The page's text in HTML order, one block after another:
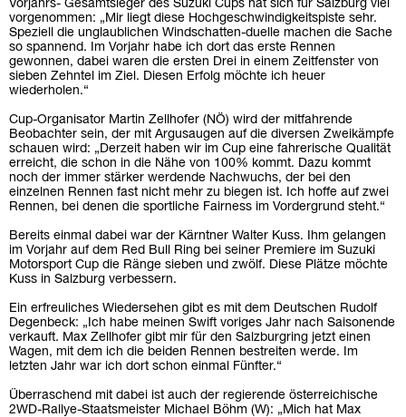
Vorjahrs- Gesamtsieger des Suzuki Cups hat sich für Salzburg viel
vorgenommen: „Mir liegt diese Hochgeschwindigkeitspiste sehr.
Speziell die unglaublichen Windschatten-duelle machen die Sache
so spannend. Im Vorjahr habe ich dort das erste Rennen
gewonnen, dabei waren die ersten Drei in einem Zeitfenster von
sieben Zehntel im Ziel. Diesen Erfolg möchte ich heuer
wiederholen.“
Cup-Organisator Martin Zellhofer (NÖ) wird der mitfahrende
Beobachter sein, der mit Argusaugen auf die diversen Zweikämpfe
schauen wird: „Derzeit haben wir im Cup eine fahrerische Qualität
erreicht, die schon in die Nähe von 100% kommt. Dazu kommt
noch der immer stärker werdende Nachwuchs, der bei den
einzelnen Rennen fast nicht mehr zu biegen ist. Ich hoffe auf zwei
Rennen, bei denen die sportliche Fairness im Vordergrund steht.“
Bereits einmal dabei war der Kärntner Walter Kuss. Ihm gelangen
im Vorjahr auf dem Red Bull Ring bei seiner Premiere im Suzuki
Motorsport Cup die Ränge sieben und zwölf. Diese Plätze möchte
Kuss in Salzburg verbessern.
Ein erfreuliches Wiedersehen gibt es mit dem Deutschen Rudolf
Degenbeck: „Ich habe meinen Swift voriges Jahr nach Saisonende
verkauft. Max Zellhofer gibt mir für den Salzburgring jetzt einen
Wagen, mit dem ich die beiden Rennen bestreiten werde. Im
letzten Jahr war ich dort schon einmal Fünfter.“
Überraschend mit dabei ist auch der regierende österreichische
2WD-Rallye-Staatsmeister Michael Böhm (W): „Mich hat Max